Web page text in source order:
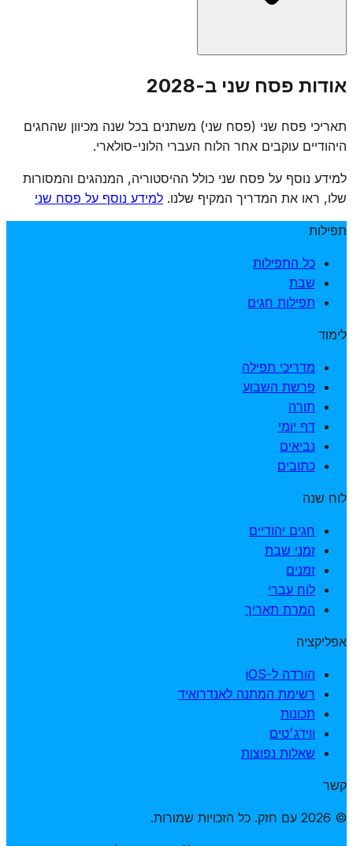
פסח שני מלמד שתמיד יש הזדמנות שנייה - "אף פעם לא מאוחר
מדי". הוא מסמל את הרעיון שגם מי שהחמיץ את המועד או היה
בלתי כשיר, יכול לתקן ולהשלים. רעיון זה מודגש במיוחד בתורת
אודות פסח שני ב-2028
תאריכי פסח שני (פסח שני) משתנים בכל שנה מכיוון שהחגים
היהודיים עוקבים אחר הלוח העברי הלוני-סולארי.
למידע נוסף על פסח שני כולל ההיסטוריה, המנהגים והמסורות
שלו, ראו את המדריך המקיף שלנו. למידע נוסף על פסח שני
תפילות
כל התפילות
שבת
תפילות חגים
לימוד
מדריכי תפילה
פרשת השבוע
תורה
דף יומי
נביאים
כתובים
לוח שנה
חגים יהודיים
זמני שבת
זמנים
לוח עברי
המרת תאריך
אפליקציה
הורדה ל-iOS
רשימת המתנה לאנדרואיד
תכונות
ווידג׳טים
שאלות נפוצות
קשר
© 2026 עם חזק. כל הזכויות שמורות.